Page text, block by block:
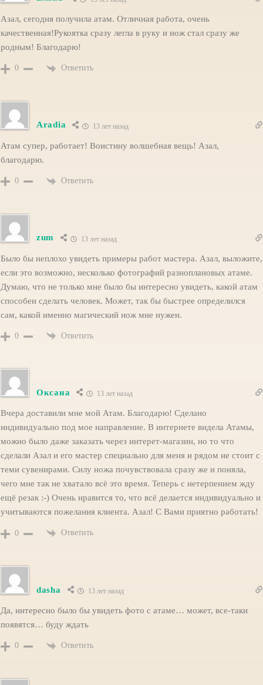
Азал, сегодня получила атам. Отличная работа, очень
качественная!Рукоятка сразу легла в руку и нож стал сразу же
родным! Благодарю!
0 Ответить
Aradia 13 лет назад
Атам супер, работает! Воистину волшебная вещь! Азал,
благодарю.
0 Ответить
zum 13 лет назад
Было бы неплохо увидеть примеры работ мастера. Азал, выложите,
если это возможно, несколько фотографий разноплановых атаме.
Думаю, что не только мне было бы интересно увидеть, какой атам
способен сделать человек. Может, так бы быстрее определился
сам, какой именно магический нож мне нужен.
0 Ответить
Оксана 13 лет назад
Вчера доставили мне мой Атам. Благодарю! Сделано
индивидуально под мое направление. В интернете видела Атамы,
можно было даже заказать через интерет-магазин, но то что
сделали Азал и его мастер специально для меня и рядом не стоит с
теми сувенирами. Силу ножа почувствовала сразу же и поняла,
чего мне так не хватало всё это время. Теперь с нетерпением жду
ещё резак :-) Очень нравится то, что всё делается индивидуально и
учитываются пожелания клиента. Азал! С Вами приятно работать!
0 Ответить
dasha 13 лет назад
Да, интересно было бы увидеть фото с атаме… может, все-таки
появятся… буду ждать
0 Ответить